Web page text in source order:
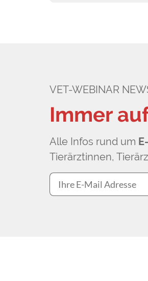
Immer
VET-WEBINAR
Alle Infos rund um
Tierärztinnen,